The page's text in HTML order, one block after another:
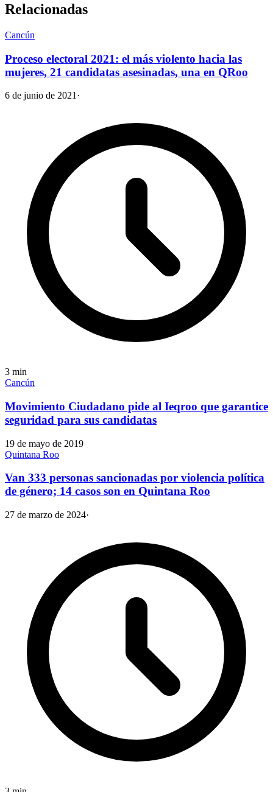
Relacionadas
Cancún
Proceso electoral 2021: el más violento hacia las
mujeres, 21 candidatas asesinadas, una en QRoo
6 de junio de 2021 ·
3 min
Cancún
Movimiento Ciudadano pide al Ieqroo que garantice
seguridad para sus candidatas
19 de mayo de 2019
Quintana Roo
Van 333 personas sancionadas por violencia política
de género; 14 casos son en Quintana Roo
27 de marzo de 2024·